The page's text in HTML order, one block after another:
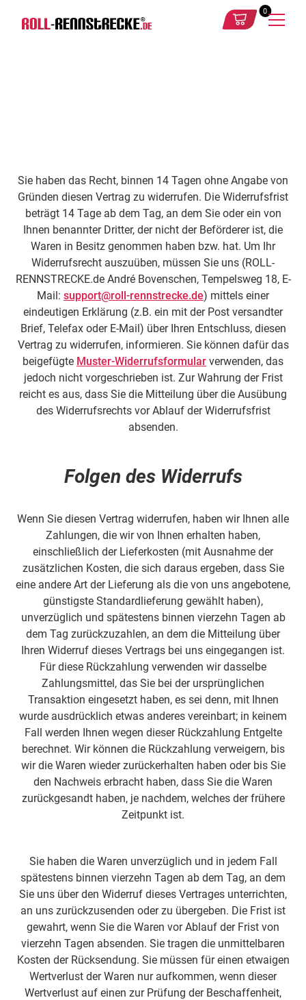
0
Sie haben das Recht, binnen 14 Tagen ohne Angabe von
Gründen diesen Vertrag zu widerrufen. Die Widerrufsfrist
beträgt 14 Tage ab dem Tag, an dem Sie oder ein von
Ihnen benannter Dritter, der nicht der Beförderer ist, die
Waren in Besitz genommen haben bzw. hat. Um Ihr
Widerrufsrecht auszuüben, müssen Sie uns (ROLL-
RENNSTRECKE.de André Bovenschen, Tempelsweg 18, E-
Mail: support@roll-rennstrecke.de) mittels einer
eindeutigen Erklärung (z.B. ein mit der Post versandter
Brief, Telefax oder E-Mail) über Ihren Entschluss, diesen
Vertrag zu widerrufen, informieren. Sie können dafür das
beigefügte Muster-Widerrufsformular verwenden, das
jedoch nicht vorgeschrieben ist. Zur Wahrung der Frist
reicht es aus, dass Sie die Mitteilung über die Ausübung
des Widerrufsrechts vor Ablauf der Widerrufsfrist
absenden.
Folgen des Widerrufs
Wenn Sie diesen Vertrag widerrufen, haben wir Ihnen alle
Zahlungen, die wir von Ihnen erhalten haben,
einschließlich der Lieferkosten (mit Ausnahme der
zusätzlichen Kosten, die sich daraus ergeben, dass Sie
eine andere Art der Lieferung als die von uns angebotene,
günstigste Standardlieferung gewählt haben),
unverzüglich und spätestens binnen vierzehn Tagen ab
dem Tag zurückzuzahlen, an dem die Mitteilung über
Ihren Widerruf dieses Vertrags bei uns eingegangen ist.
Für diese Rückzahlung verwenden wir dasselbe
Zahlungsmittel, das Sie bei der ursprünglichen
Transaktion eingesetzt haben, es sei denn, mit Ihnen
wurde ausdrücklich etwas anderes vereinbart; in keinem
Fall werden Ihnen wegen dieser Rückzahlung Entgelte
berechnet. Wir können die Rückzahlung verweigern, bis
wir die Waren wieder zurückerhalten haben oder bis Sie
den Nachweis erbracht haben, dass Sie die Waren
zurückgesandt haben, je nachdem, welches der frühere
Zeitpunkt ist.
Sie haben die Waren unverzüglich und in jedem Fall
spätestens binnen vierzehn Tagen ab dem Tag, an dem
Sie uns über den Widerruf dieses Vertrages unterrichten,
an uns zurückzusenden oder zu übergeben. Die Frist ist
gewahrt, wenn Sie die Waren vor Ablauf der Frist von
vierzehn Tagen absenden. Sie tragen die unmittelbaren
Kosten der Rücksendung. Sie müssen für einen etwaigen
Wertverlust der Waren nur aufkommen, wenn dieser
Wertverlust auf einen zur Prüfung der Beschaffenheit,